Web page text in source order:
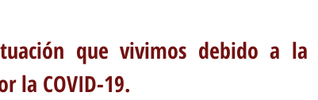
que vivimos debido a la
la COVID-19.